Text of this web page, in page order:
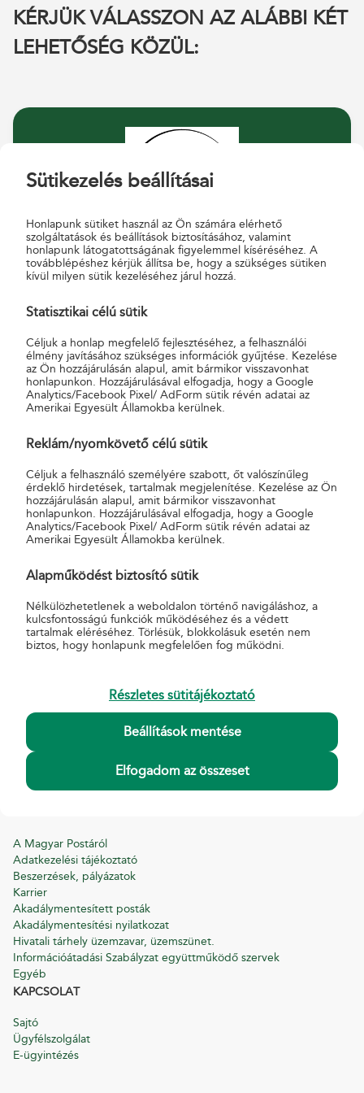
KÉRJÜK VÁLASSZON AZ ALÁBBI KÉT
LEHETŐSÉG KÖZÜL:
LAKOSSÁGI ÜGYFELEK
Sütikezelés beállításai
Honlapunk sütiket használ az Ön számára elérhető
szolgáltatások és beállítások biztosításához, valamint
honlapunk látogatottságának figyelemmel kíséréséhez. A
továbblépéshez kérjük állítsa be, hogy a szükséges sütiken
kívül milyen sütik kezeléséhez járul hozzá.
Statisztikai célú sütik
Céljuk a honlap megfelelő fejlesztéséhez, a felhasználói
élmény javításához szükséges információk gyűjtése. Kezelése
az Ön hozzájárulásán alapul, amit bármikor visszavonhat
honlapunkon. Hozzájárulásával elfogadja, hogy a Google
Analytics/Facebook Pixel/ AdForm sütik révén adatai az
Amerikai Egyesült Államokba kerülnek.
Reklám/nyomkövető célú sütik
Céljuk a felhasználó személyére szabott, őt valószínűleg
érdeklő hirdetések, tartalmak megjelenítése. Kezelése az Ön
hozzájárulásán alapul, amit bármikor visszavonhat
honlapunkon. Hozzájárulásával elfogadja, hogy a Google
Analytics/Facebook Pixel/ AdForm sütik révén adatai az
Amerikai Egyesült Államokba kerülnek.
Alapműködést biztosító sütik
Nélkülözhetetlenek a weboldalon történő navigáláshoz, a
kulcsfontosságú funkciók működéséhez és a védett
tartalmak eléréséhez. Törlésük, blokkolásuk esetén nem
biztos, hogy honlapunk megfelelően fog működni.
Részletes sütitájékoztató
Beállítások mentése
Elfogadom az összeset
AKCIÓK
Biztosítási akciók
MBH Bank akciók
Lejárt akciók
Általános Szerződési Feltételek
Hirdetmények
Nyomtatványminták
Pénzmosás-megelőzés
Pénzforgalmi, pénzügyi panaszkezelési szabályzat
Süti tájékoztató
A Magyar Postáról
Adatkezelési tájékoztató
Beszerzések, pályázatok
Karrier
Akadálymentesített posták
Akadálymentesítési nyilatkozat
Hivatali tárhely üzemzavar, üzemszünet.
Információátadási Szabályzat együttműködő szervek
Egyéb
KAPCSOLAT
Sajtó
Ügyfélszolgálat
E-ügyintézés